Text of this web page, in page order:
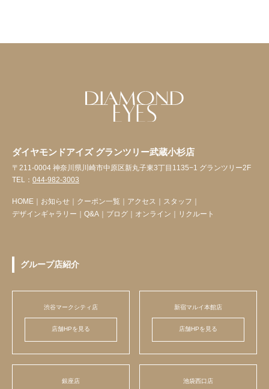
ダイヤモンドアイズ グランツリー武蔵小杉店
〒211-0004 神奈川県川崎市中原区新丸子東3丁目1135−1 グランツリー2F
TEL： 044-982-3003
HOME お知らせ クーポン一覧 アクセス スタッフ
デザインギャラリー
Q&A ブログ オンライン リクルート
グループ店紹介
渋谷マークシティ店
店舗HPを見る
新宿マルイ本館店
店舗HPを見る
銀座店 池袋西口店